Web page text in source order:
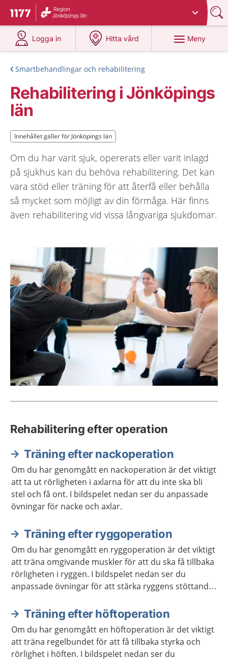
Till startsidan för 1177
Du har valt region
Logga in
på 1177.se
Hitta vård
på 1177.se
Meny
Smärtbehandlingar och rehabilitering
Rehabilitering i Jönköpings
län
Innehållet gäller för Jönköpings län
Innehållet gäller för Jönköpings län
Om du har varit sjuk, opererats eller varit inlagd
på sjukhus kan du behöva rehabilitering. Det kan
vara stöd eller träning för att återfå eller behålla
så mycket som möjligt av din förmåga. Här finns
även rehabilitering vid vissa långvariga sjukdomar.
Rehabilitering efter operation
Träning efter nackoperation
Om du har genomgått en nackoperation är det viktigt
att ta ut rörligheten i axlarna för att du inte ska bli
stel och få ont. I bildspelet nedan ser du anpassade
övningar för nacke och axlar.
Träning efter ryggoperation
Om du har genomgått en ryggoperation är det viktigt
att träna omgivande muskler för att du ska få tillbaka
rörligheten i ryggen. I bildspelet nedan ser du
anpassade övningar för att stärka ryggens stöttande
Träning efter höftoperation
Om du har genomgått en höftoperation är det viktigt
att träna regelbundet för att få tillbaka styrka och
rörlighet i höften. I bildspelet nedan ser du